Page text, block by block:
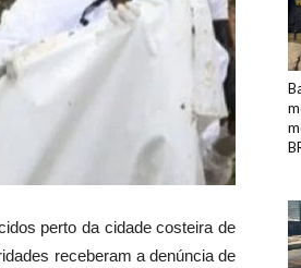
perto da cidade costeira de
receberam a denúncia de